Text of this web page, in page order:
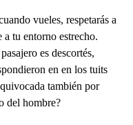
vueles, respetarás a
a tu entorno estrecho.
es descortés,
en en los tuits
también por
del hombre?